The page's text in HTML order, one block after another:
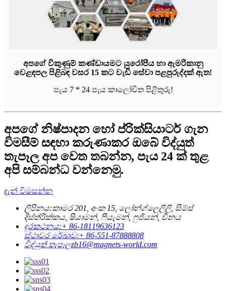
අපගේ විකුණුම් කණ්ඩායමට යුරෝපීය හා ඇමරිකානු
වෙළඳපල පිළිබඳ වසර 15 කට වැඩි සේවා පළපුරුද්දක් ඇත!
පැය 7 * 24 පැය කාලෝචිත පිළිතුරු!
අපගේ නිෂ්පාදන හෝ ප්රික්සියාටර් ගැන
විමසීම් සඳහා කරුණාකර ඔබේ විද්යුත්
තැපෑල අප වෙත තබන්න, පැය 24 ක් තුළ
අපි සම්බන්ධ වන්නෙමු.
දැන් විමසන්න
ලිපිනය:කාමර 201, අංක 15, ලෝන්ග්ලෙලිලි, සිම්ස්
දිස්ත්රික්කය, ෂියාමන්, ෆියැමන්, ෆුජියන්, චීනය
දුරකථනය:+ 86-18119636123
ස්ථාවර රේඛාව:+ 86-551-87888808
විද්යුත් තැපෑලzb16@magnets-world.com